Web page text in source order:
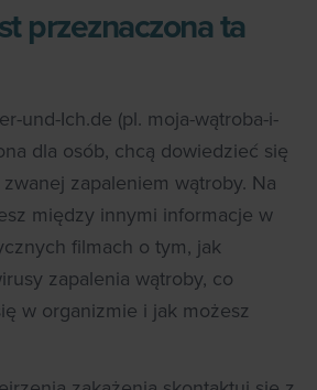
przeznaczona ta
und-Ich.de (pl. moja-wątroba-i-
dla osób, chcą dowiedzieć się
zapaleniem wątroby. Na
między innymi informacje w
filmach o tym, jak
zapalenia wątroby, co
w organizmie i jak możesz